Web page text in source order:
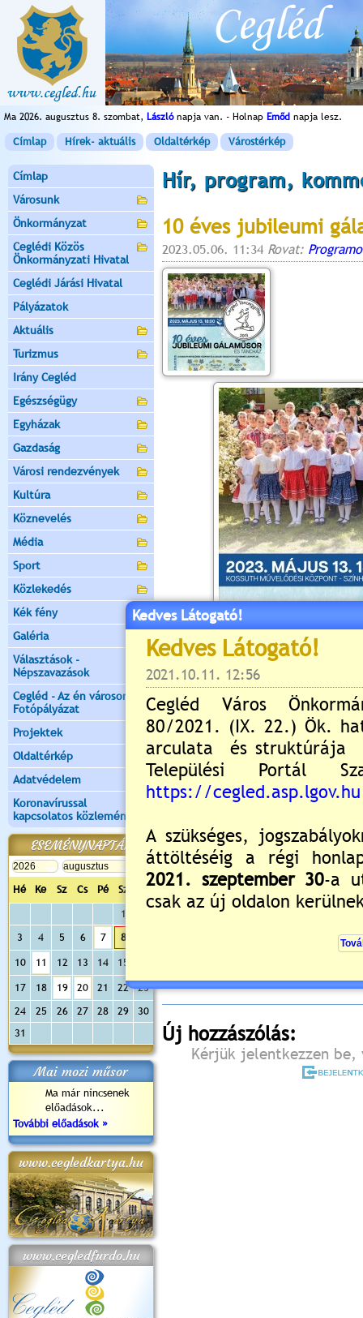
Ma 2026. augusztus 8. szombat, Lászlónapja van. - Holnap Emőd napja lesz.
Címlap Hírek- aktuális Oldaltérkép Várostérkép
Címlap
Városunk
Önkormányzat
Ceglédi Közös
Önkormányzati Hivatal
Ceglédi Járási Hivatal
Pályázatok
Aktuális
Turizmus
Irány Cegléd
Egészségügy
Egyházak
Gazdaság
Városi rendezvények
Kultúra
Köznevelés
Média
Sport
Közlekedés
Kék fény
Galéria
Választások -
Népszavazások
Cegléd - Az én városom -
Fotópályázat
Projektek
Oldaltérkép
Adatvédelem
Koronavírussal
kapcsolatos közlemények
ESEMÉNYNAPTÁR
Hé Ke Sz Cs Pé Sz
Va
1
3
4 5 6 7 8
10 11 12 13 14 15
17 18 19 20 21 22
23
24
25 26 27 28 29
30
31
Mai mozi műsor
Ma már nincsenek
előadások...
További előadások »
www.cegledkartya.hu
www.cegledfurdo.hu
Hír, program,
10 éves jubileumi
2023.05.06. 11:34 Rovat:
Még nincsenek hozzászólások
Új hozzászólás:
Kérjük jelentkezzen be,
Kedves Látogató!